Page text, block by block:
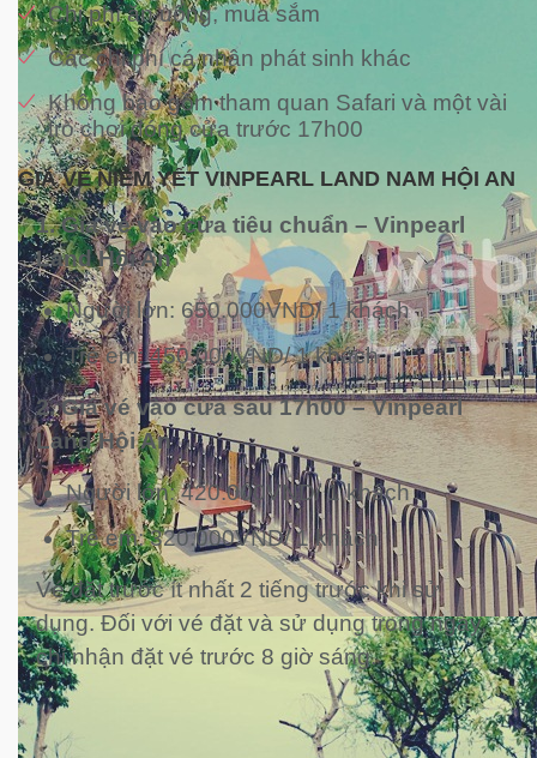
Chi phí ăn uống, mua sắm
Các chi phí cá nhân phát sinh khác
Không bao gồm tham quan Safari và một vài
trò chơi đóng cửa trước 17h00
GIÁ VÉ NIÊM YẾT VINPEARL LAND NAM HỘI AN
1. Gía vé vào cửa tiêu chuẩn – Vinpearl
Land Hội An
Người lớn: 650.000VND/ 1 khách
Trẻ em: 450.000VND/ 1 khách
2. Giá vé vào cửa sau 17h00 – Vinpearl
Land Hội An
Người lớn: 420.000VND/ 1 khách
Trẻ em: 320.000VND/ 1 khách
Vé đặt trước ít nhất 2 tiếng trước khi sử
dụng. Đối với vé đặt và sử dụng trong ngày,
chỉ nhận đặt vé trước 8 giờ sáng.